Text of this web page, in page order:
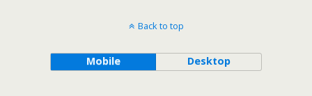
Back to top
Mobile Desktop